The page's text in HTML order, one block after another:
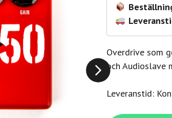
Overdrive som
och Audioslave
Leveranstid: